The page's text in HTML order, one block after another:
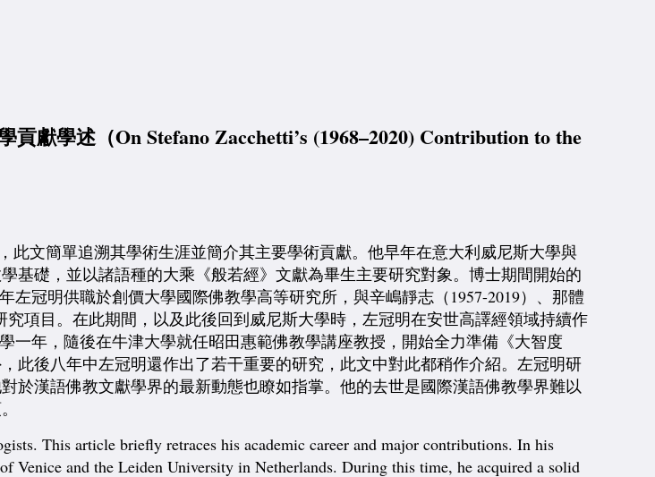
獻學述（On Stefano Zacchetti’s (1968–2020) Contribution to the
此文簡單追溯其學術生涯並簡介其主要學術貢獻。他早年在意大利威尼斯大學與
基礎，並以諸語種的大乘《般若經》文獻為畢生主要研究對象。博士期間開始的
冠明供職於創價大學國際佛教學高等研究所，與辛嶋靜志（1957-2019）、那體
項目。在此期間，以及此後回到威尼斯大學時，左冠明在安世高譯經領域持續作
一年，隨後在牛津大學就任昭田惠範佛教學講座教授，開始全力準備《大智度
此後八年中左冠明還作出了若干重要的研究，此文中對此都稍作介紹。左冠明研
於漢語佛教文獻學界的最新動態也瞭如指掌。他的去世是國際漢語佛教學界難以
This article briefly retraces his academic career and major contributions. In his
Venice and the Leiden University in Netherlands. During this time, he acquired a solid